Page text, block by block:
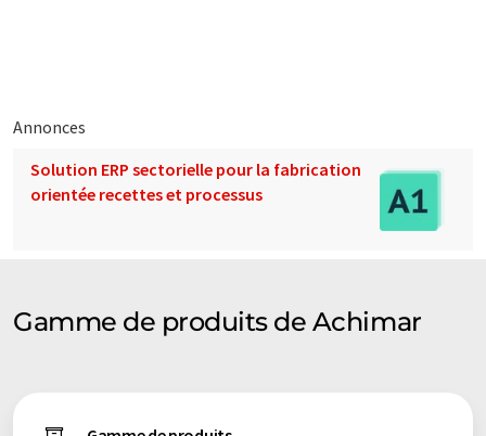
Annonces
Solution ERP sectorielle pour la fabrication
orientée recettes et processus
Gamme de produits de Achimar